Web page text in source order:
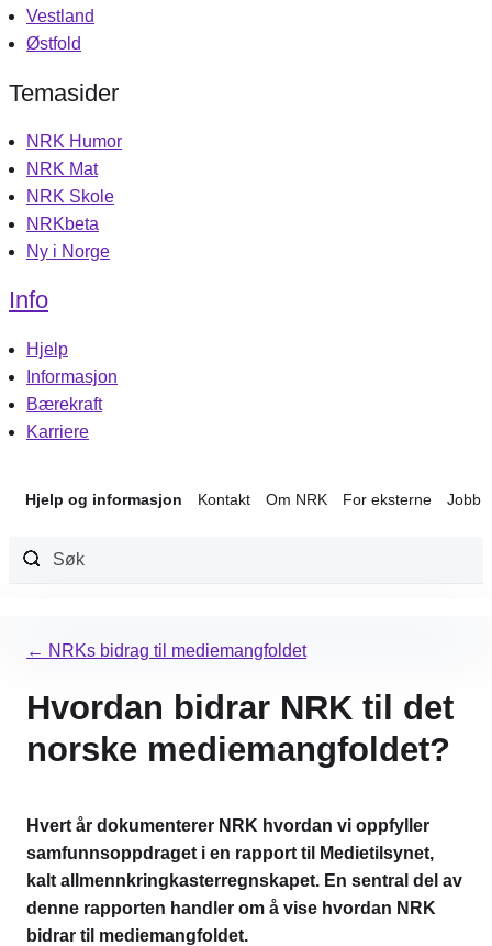
Vestland
Østfold
Temasider
NRK Humor
NRK Mat
NRK Skole
NRKbeta
Ny i Norge
Info
Hjelp
Informasjon
Bærekraft
Karriere
Hjelp og informasjon Kontakt Om NRK For eksterne Jobb
innhold
← NRKs bidrag til mediemangfoldet
Hvordan bidrar NRK til det
norske mediemangfoldet?
Hvert år dokumenterer NRK hvordan vi oppfyller
samfunnsoppdraget i en rapport til Medietilsynet,
kalt allmennkringkasterregnskapet. En sentral del av
denne rapporten handler om å vise hvordan NRK
bidrar til mediemangfoldet.